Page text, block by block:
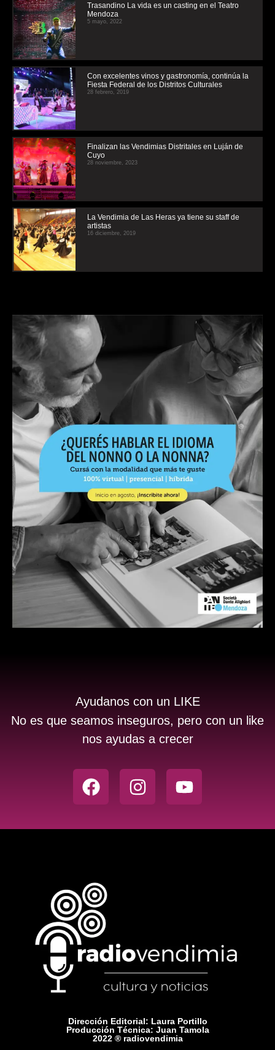
Trasandino La vida es un casting en el Teatro
Mendoza
5 mayo, 2022
Con excelentes vinos y gastronomía, continúa la
Fiesta Federal de los Distritos Culturales
28 febrero, 2019
Finalizan las Vendimias Distritales en Luján de
Cuyo
28 noviembre, 2023
La Vendimia de Las Heras ya tiene su staff de
artistas
16 diciembre, 2019
Ayudanos con un LIKE
No es que seamos inseguros, pero con un like
nos ayudas a crecer
Dirección Editorial: Laura Portillo
Producción Técnica: Juan Tamola
2022 ® radiovendimia